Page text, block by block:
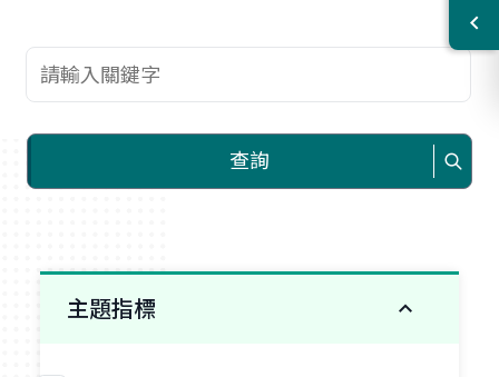
查詢關鍵字
查詢
主題指標